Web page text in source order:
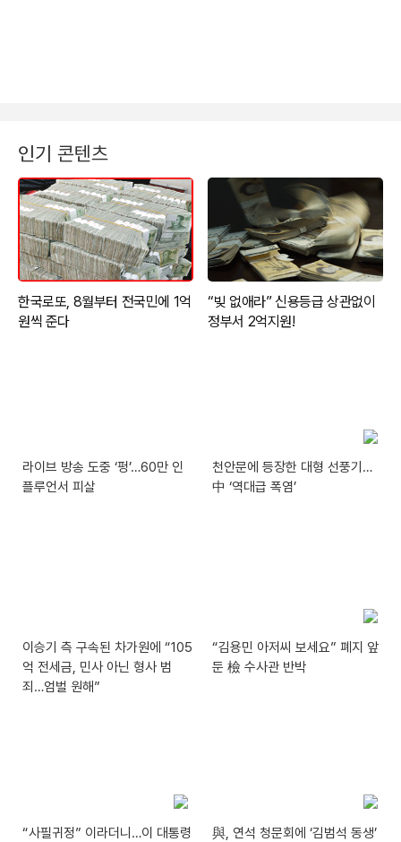
인기 콘텐츠
라이브 방송 도중 ‘펑’…60만 인
플루언서 피살
천안문에 등장한 대형 선풍기…
中 ‘역대급 폭염’
이승기 측 구속된 차가원에 “105
억 전세금, 민사 아닌 형사 범
죄…엄벌 원해”
“김용민 아저씨 보세요” 폐지 앞
둔 檢 수사관 반박
“사필귀정” 이라더니…이 대통령
與, 연석 청문회에 ‘김범석 동생’